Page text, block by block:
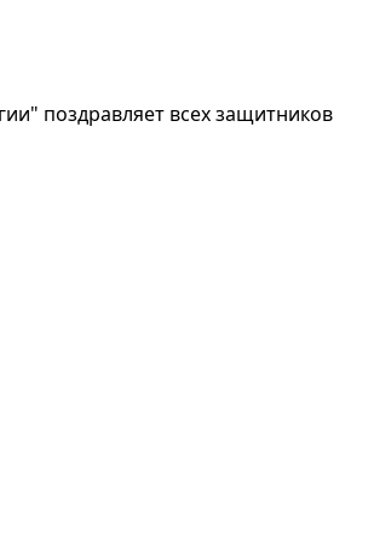
поздравляет всех защитников